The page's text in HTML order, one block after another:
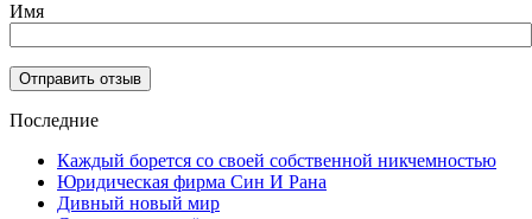
Имя
Последние
Каждый борется со своей собственной никчемностью
Юридическая фирма Син И Рана
Дивный новый мир